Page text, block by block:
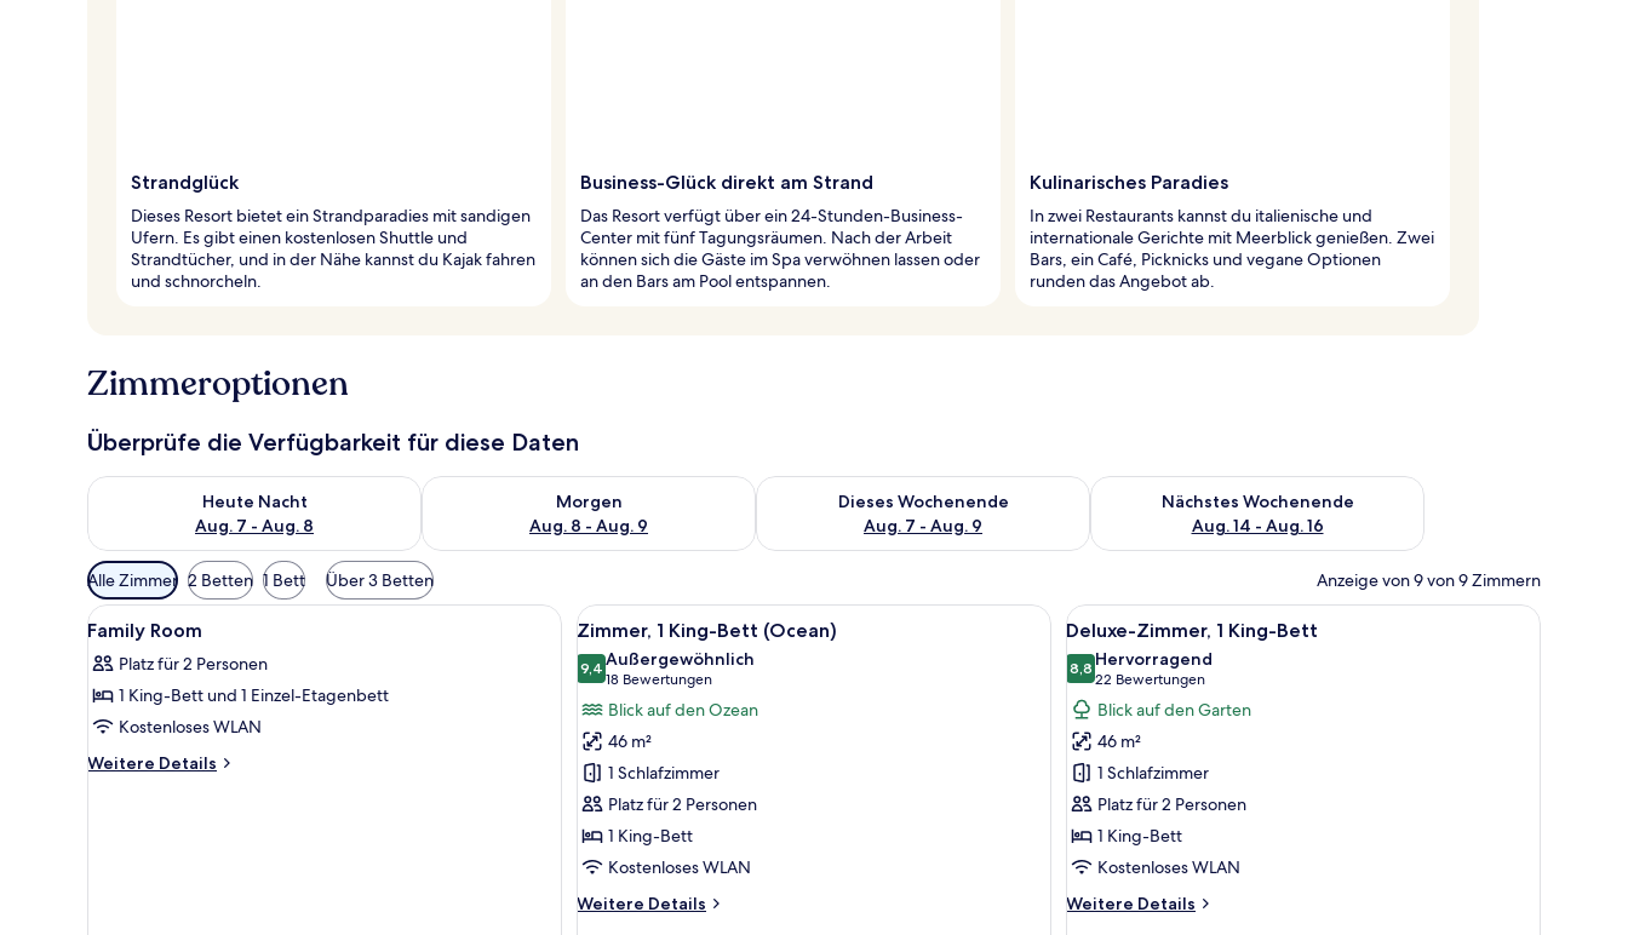
Strandglück
Dieses Resort bietet ein Strandparadies mit sandigen
Ufern. Es gibt einen kostenlosen Shuttle und
Strandtücher, und in der Nähe kannst du Kajak fahren
und schnorcheln.
Business-Glück direkt am Strand
Das Resort verfügt über ein 24-Stunden-Business-
Center mit fünf Tagungsräumen. Nach der Arbeit
können sich die Gäste im Spa verwöhnen lassen oder
an den Bars am Pool entspannen.
Kulinarisches Paradies
In zwei Restaurants kannst du italienische und
internationale Gerichte mit Meerblick genießen. Zwei
Bars, ein Café, Picknicks und vegane Optionen
runden das Angebot ab.
Zimmeroptionen
Überprüfe die Verfügbarkeit für diese Daten
Heute Nacht
Aug. 7 - Aug. 8
Überprüfe die Verfügbarkeit für heute Nacht, Aug. 7 - Aug. 8.
Morgen
Aug. 8 - Aug. 9
Überprüfe die Verfügbarkeit für morgen, Aug. 8 - Aug. 9.
Dieses Wochenende
Aug. 7 - Aug. 9
Überprüfe die Verfügbarkeit für dieses Wochenende, Aug. 7 - Aug. 9.
Nächstes Wochenende
Aug. 14 - Aug. 16
Überprüfe die Verfügbarkeit für nächstes Wochenende, Aug.
Verfügbare
Filter
für
Zimmer
Alle Zimmer 2 Betten 1 Bett Über 3 Betten Anzeige von 9 von 9 Zimmern
Alle
Fotos
für
Family
Room
anzeigen
Hochwertige Bettwaren, Daunenbettdecken
4
Family Room
Platz für 2 Personen
1 King-Bett und 1 Einzel-Etagenbett
Kostenloses WLAN
Weitere Details
Weitere
Alle
Fotos
für
Zimmer,
1 King-
Bett
(Ocean)
anzeigen
Ein modernes Hotelzimmer mit Balkon, einer Couch, einem runden Tisch und Meerblick.
13
Zimmer, 1 King-Bett (Ocean)
9,49,4 von 10
Außergewöhnlich
18 Bewertungen
(18
Bewertungen)
Blick auf den Ozean
46 m²
1 Schlafzimmer
Platz für 2 Personen
1 King-Bett
Kostenloses WLAN
Weitere Details
Weitere
Alle
Fotos
für
Deluxe-
Zimmer,
1 King-
Bett
anzeigen
Ein Hotelzimmer mit einem großen Bett,
12
Deluxe-Zimmer, 1 King-Bett
8,88,8 von 10
Hervorragend
22 Bewertungen
(22
Bewertungen)
Blick auf den Garten
46 m²
1 Schlafzimmer
Platz für 2 Personen
1 King-Bett
Kostenloses WLAN
Weitere Details
Weitere